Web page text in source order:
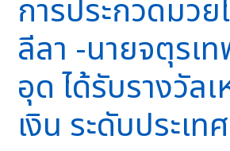
การประกวดมว
ลีลา -นายจตุรเ
อุด ได้รับรางวัล
เงิน ระดับประเทศ